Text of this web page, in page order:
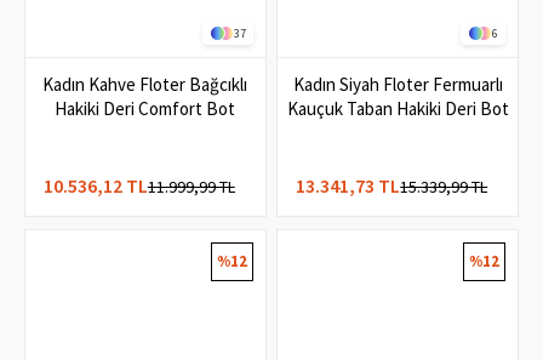
37
Kadın Kahve Floter Bağcıklı
Hakiki Deri Comfort Bot
10.536,12 TL11.999,99 TL
6
Kadın Siyah Floter Fermuarlı
Kauçuk Taban Hakiki Deri Bot
13.341,73 TL15.339,99 TL
%12 %12